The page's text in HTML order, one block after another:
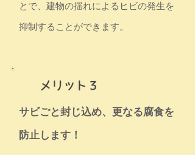
とで、建物の揺れによるヒビの発生を
抑制することができます。
サビごと封じ込め、更なる腐食を
防止します！